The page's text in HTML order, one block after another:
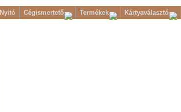
Nyitó Cégismertető Termékek Kártyaválasztó